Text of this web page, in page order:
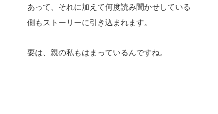
あって、それに加えて何度読み聞かせしている
側もストーリーに引き込まれます。
要は、親の私もはまっているんですね。